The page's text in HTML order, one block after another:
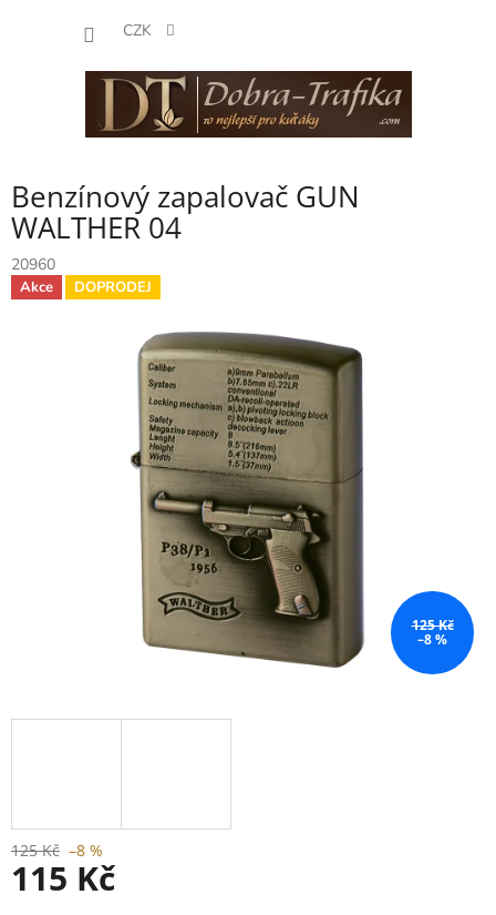
CZK
Benzínový zapalovač GUN
WALTHER 04
20960
Akce DOPRODEJ
125 Kč
–8 %
125 Kč –8 %
115 Kč